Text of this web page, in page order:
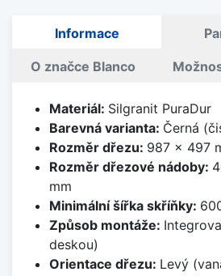
Informace
O značce Blanco
Materiál: Silgranit PuraDur
Barevná varianta: Černá
Rozměr dřezu: 987 x 497
Rozměr dřezové nádoby:
mm
Minimální šířka skříňky:
Způsob montáže:
deskou)
Orientace dřezu: Levý